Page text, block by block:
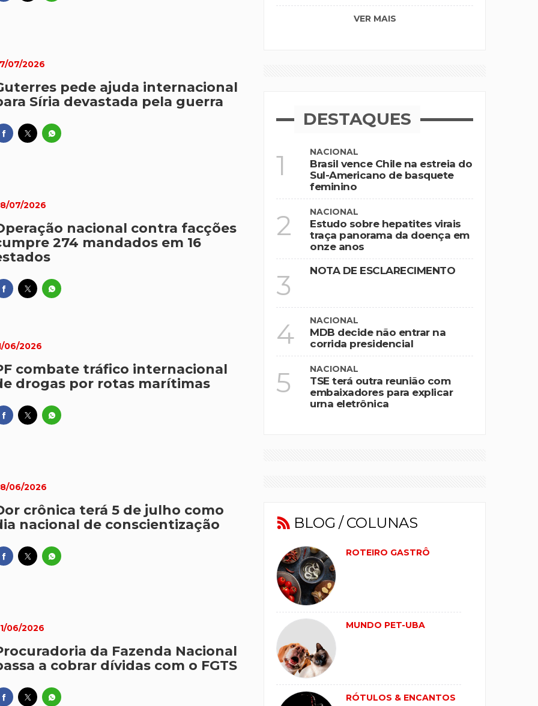
07/2026
pede ajuda internacional
Síria devastada pela guerra
07/2026
nacional contra facções
274 mandados em 16
06/2026
combate tráfico internacional
drogas por rotas marítimas
06/2026
crônica terá 5 de julho como
nacional de conscientização
06/2026
da Fazenda Nacional
a cobrar dívidas com o FGTS
VER MAIS
DESTAQUES
1 NACIONAL
Brasil vence Chile na estreia do
Sul-Americano de basquete
feminino
2 NACIONAL
Estudo sobre hepatites virais
traça panorama da doença em
onze anos
3 NOTA DE ESCLARECIMENTO
4 NACIONAL
MDB decide não entrar na
corrida presidencial
5 NACIONAL
TSE terá outra reunião com
embaixadores para explicar
urna eletrônica
BLOG / COLUNAS
ROTEIRO GASTRÔ
MUNDO PET-UBA
RÓTULOS & ENCANTOS